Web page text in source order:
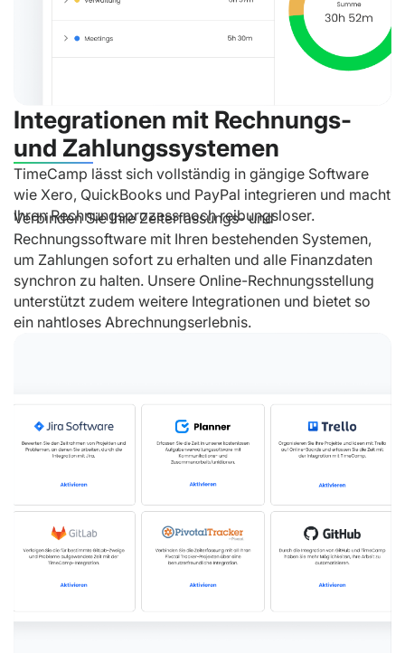
Integrationen mit Rechnungs-
und Zahlungssystemen
TimeCamp lässt sich vollständig in gängige Software
wie Xero, QuickBooks und PayPal integrieren und macht
Ihren Rechnungsprozess noch reibungsloser.
Verbinden Sie Ihre Zeiterfassungs- und
Rechnungssoftware mit Ihren bestehenden Systemen,
um Zahlungen sofort zu erhalten und alle Finanzdaten
synchron zu halten. Unsere Online-Rechnungsstellung
unterstützt zudem weitere Integrationen und bietet so
ein nahtloses Abrechnungserlebnis.